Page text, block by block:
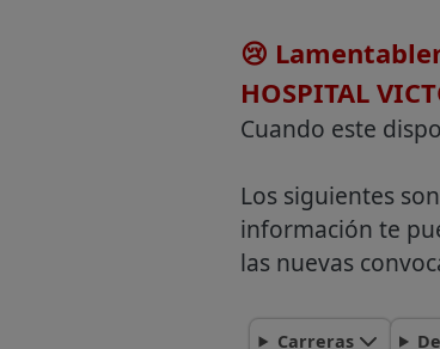
😢
HOSPITAL
Cuando este
Los siguientes
información te
las nuevas
Carreras